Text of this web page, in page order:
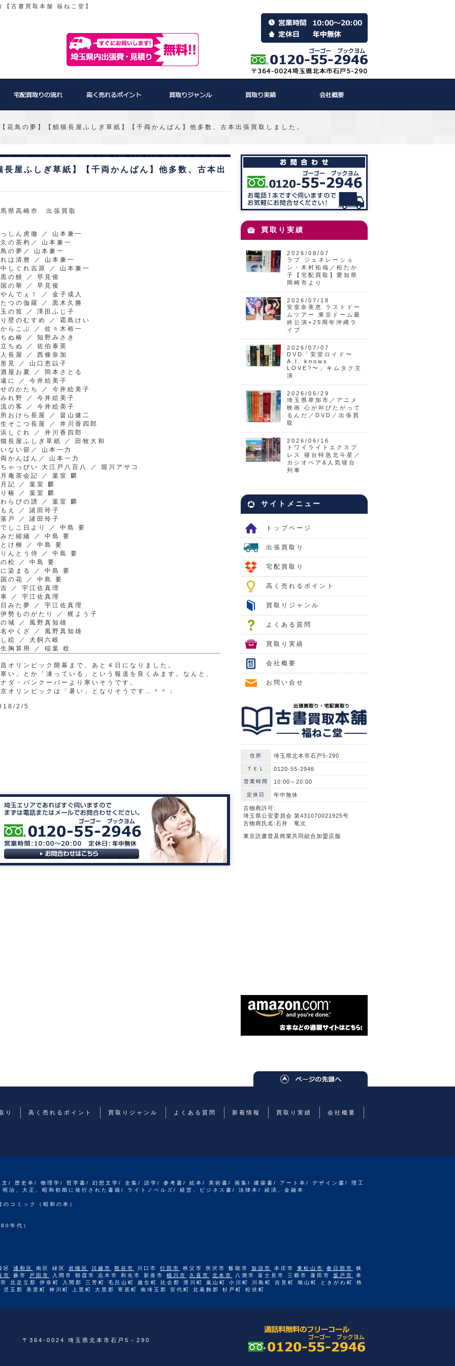
古書買取本舗 福ねこ堂】
花鳥の夢】【鯖猫長屋ふしぎ草紙】【千両かんばん】他多数、古本出張買取しました。
屋ふしぎ草紙】【千両かんばん】他多数、古本出
県高崎市 出張買取
しん虎徹 ／ 山本兼一
の茶杓／ 山本兼一
の夢／ 山本兼一
は清麿 ／ 山本兼一
しぐれ吉原 ／ 山本兼一
の鰻 ／ 早見俊
の華 ／ 早見俊
んでぇ！ ／ 金子成人
つの伽羅 ／ 黒木久勝
の笛 ／ 澤田ふじ子
壁のむすめ ／ 霜島けい
らこぶ ／ 佐々木裕一
ぬ椿 ／ 知野みさき
ちぬ ／ 佐伯泰英
長屋 ／ 西條奈加
見 ／ 山口恵以子
屋お夏 ／ 岡本さとる
に ／ 今井絵美子
のかたち ／ 今井絵美子
れ野 ／ 今井絵美子
の客 ／ 今井絵美子
おけら長屋 ／ 畠山健二
そこつ長屋 ／ 井川香四郎
しぐれ ／ 井川香四郎
長屋ふしぎ草紙 ／ 田牧大和
ない節／ 山本一力
かんばん／ 山本一力
ゃっぴい 大江戸八百八 ／ 堀川アサコ
庵茶会記 ／ 葉室 麟
記 ／ 葉室 麟
椿 ／ 葉室 麟
らびの譜 ／ 葉室 麟
え ／ 諸田玲子
戸 ／ 諸田玲子
しこ日より ／ 中島 要
だ縮緬 ／ 中島 要
け柳 ／ 中島 要
んとう侍 ／ 中島 要
松 ／ 中島 要
染まる ／ 中島 要
の花 ／ 中島 要
／ 宇江佐真理
／ 宇江佐真理
みた夢 ／ 宇江佐真理
勢ものがたり ／ 梶よう子
城 ／ 風野真知雄
やくざ ／ 風野真知雄
絵 ／ 犬飼六岐
胸算用 ／ 稲葉 稔
オリンピック開幕まで、あと４日になりました。
い」とか「凍っている」という報道を良くみます。なんと、
ダ・バンクーバーより寒いそうです。
オリンピックは「暑い」となりそうです…＾＾；
2/5
買取り実績
2026/08/07
ラブ ジェネレーショ
ン・木村拓哉／松たか
子【宅配買取】愛知県
岡崎市より
2026/07/18
安室奈美恵 ラストドー
ムツアー 東京ドーム最
終公演+25周年沖縄ラ
イブ
2026/07/07
DVD「安堂ロイド〜
A.I. knows
LOVE?〜」キムタク主
演
2026/06/29
埼玉県草加市／アニメ
映画 心が叫びたがって
るんだ／DVD／出張買
取
2026/06/16
トワイライトエクスプ
レス 寝台特急北斗星／
カシオペア&人気寝台
列車
サイトメニュー
トップページ
出張買取り
宅配買取り
高く売れるポイント
買取りジャンル
よくある質問
買取り実績
会社概要
お問い合せ
住所 埼玉県北本市石戸5-290
ＴＥＬ 0120-55-2946
営業時間 10:00～20:00
定休日 年中無休
古物商許可:
埼玉県公安委員会 第431070021925号
古物商氏名:石井 竜次
東京読書普及商業共同組合加盟店舗
り 高く売れるポイント 買取りジャンル よくある質問 新着情報 買取り実績 会社概要
/ 歴史本/ 物理学/ 哲学書/ 幻想文学/ 全集/ 語学/ 参考書/ 絵本/ 美術書/ 画集/ 建築書/ アート本/ デザイン書/ 理工
、大正、昭和初期に発行された書籍/ ライトノベルズ/ 経営、ビジネス書/ 法律本/ 経済、金融本
コミック（昭和の本）
年代）
区 浦和区 南区 緑区 岩槻区 川越市 熊谷市 川口市 行田市 秩父市 所沢市 飯能市 加須市 本庄市 東松山市 春日部市
狭
市
蕨市 戸田市 入間市 朝霞市 志木市 和光市 新座市 桶川市 久喜市 北本市 八潮市 富士見市 三郷市 蓮田市 坂戸市
幸
北足立郡 伊奈町 入間郡 三芳町 毛呂山町 越生町 比企郡 滑川町 嵐山町 小川町 川島町 吉見町 鳩山町 ときがわ町 秩
玉郡 美里町 神川町 上里町 大里郡 寄居町 南埼玉郡 宮代町 北葛飾郡 杉戸町 松伏町
〒364-0024 埼玉県北本市石戸5－290